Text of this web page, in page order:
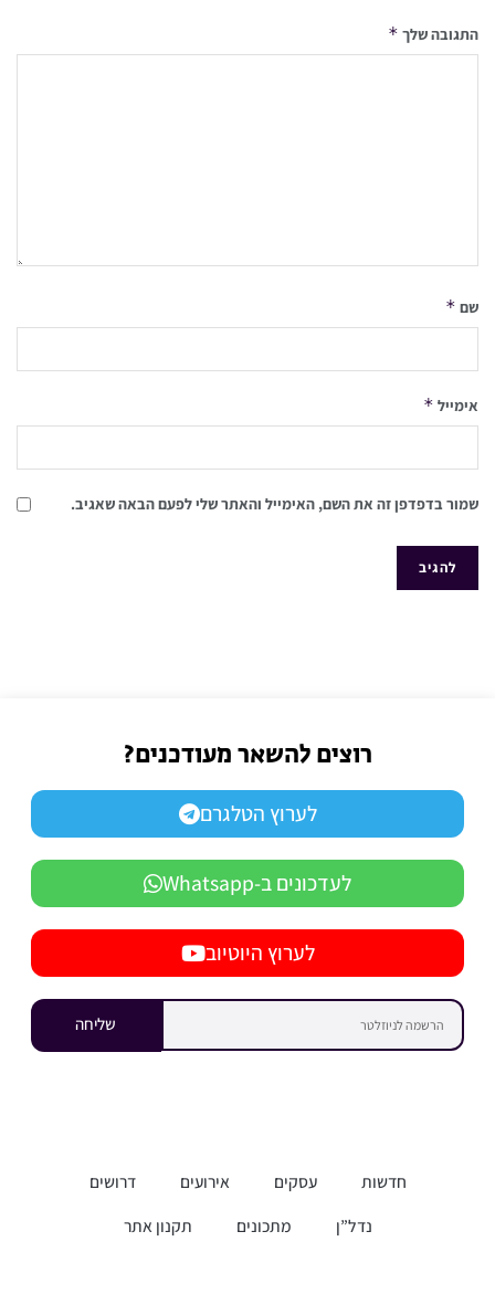
התגובה שלך *
שם *
אימייל *
שמור בדפדפן זה את השם, האימייל והאתר שלי לפעם הבאה שאגיב.
רוצים להשאר מעודכנים?
לערוץ הטלגרם
לעדכונים ב-Whatsapp
לערוץ היוטיוב
שליחה
חדשות עסקים אירועים
דרושים
נדל”ן
מתכונים תקנון אתר